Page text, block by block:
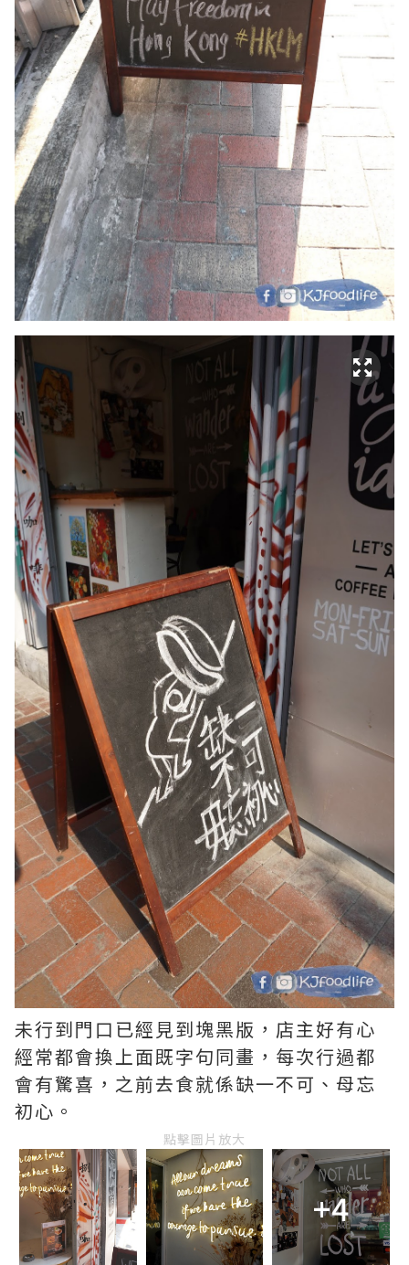
未行到門口已經見到塊黑版，店主好有心
經常都會換上面既字句同畫，每次行過都
會有驚喜，之前去食就係缺一不可、母忘
初心。
點擊圖片放大
+4